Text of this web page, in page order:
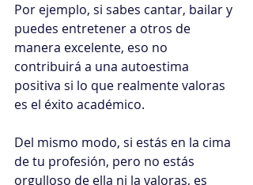
Por ejemplo, si sabes cantar, bailar y
puedes entretener a otros de
manera excelente, eso no
contribuirá a una autoestima
positiva si lo que realmente valoras
es el éxito académico.
Del mismo modo, si estás en la cima
de tu profesión, pero no estás
orgulloso de ella ni la valoras, es